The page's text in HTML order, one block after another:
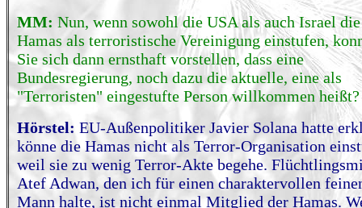
MM: Nun, wenn sowohl die USA als auch Israel die
Hamas als terroristische Vereinigung einstufen,
Sie sich dann ernsthaft vorstellen, dass eine
Bundesregierung, noch dazu die aktuelle, eine als
"Terroristen" eingestufte Person willkommen heißt?
Hörstel: EU-Außenpolitiker Javier Solana hatte
könne die Hamas nicht als Terror-Organisation
weil sie zu wenig Terror-Akte begehe.
Atef Adwan, den ich für einen charaktervollen
Mann halte, ist nicht einmal Mitglied der Hamas.